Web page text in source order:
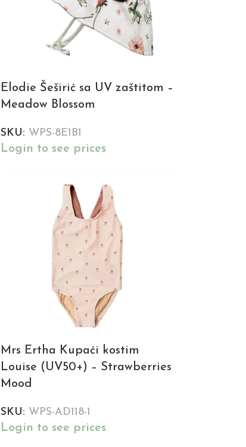
Elodie Šeširić sa UV zaštitom –
Meadow Blossom
SKU: WPS-8E1B1
Login to see prices
Mrs Ertha Kupaći kostim
Louise (UV50+) – Strawberries
Mood
SKU: WPS-AD118-1
Login to see prices